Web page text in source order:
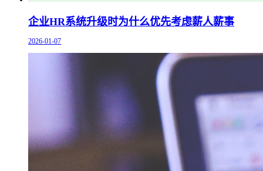
企业HR系统升级时为什么优先考虑薪人薪事
2026-01-07